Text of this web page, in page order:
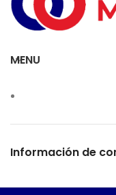
MENU
Información de